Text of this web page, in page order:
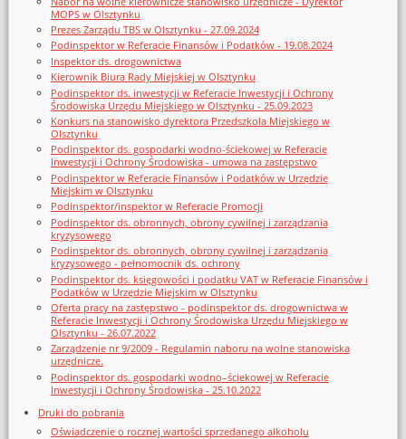
MOPS w Olsztynku
Prezes Zarządu TBS w Olsztynku - 27.09.2024
Podinspektor w Referacie Finansów i Podatków - 19.08.2024
Inspektor ds. drogownictwa
Kierownik Biura Rady Miejskiej w Olsztynku
Podinspektor ds. inwestycji w Referacie Inwestycji i Ochrony
Środowiska Urzędu Miejskiego w Olsztynku - 25.09.2023
Konkurs na stanowisko dyrektora Przedszkola Miejskiego w
Olsztynku
Podinspektor ds. gospodarki wodno-ściekowej w Referacie
Inwestycji i Ochrony Środowiska - umowa na zastępstwo
Podinspektor w Referacie Finansów i Podatków w Urzędzie
Miejskim w Olsztynku
Podinspektor/inspektor w Referacie Promocji
Podinspektor ds. obronnych, obrony cywilnej i zarządzania
kryzysowego
Podinspektor ds. obronnych, obrony cywilnej i zarządzania
kryzysowego - pełnomocnik ds. ochrony
Podinspektor ds. księgowości i podatku VAT w Referacie Finansów i
Podatków w Urzędzie Miejskim w Olsztynku
Oferta pracy na zastępstwo - podinspektor ds. drogownictwa w
Referacie Inwestycji i Ochrony Środowiska Urzędu Miejskiego w
Olsztynku - 26.07.2022
Zarządzenie nr 9/2009 - Regulamin naboru na wolne stanowiska
urzędnicze.
Podinspektor ds. gospodarki wodno–ściekowej w Referacie
Inwestycji i Ochrony Środowiska - 25.10.2022
Druki do pobrania
Oświadczenie o rocznej wartości sprzedanego alkoholu